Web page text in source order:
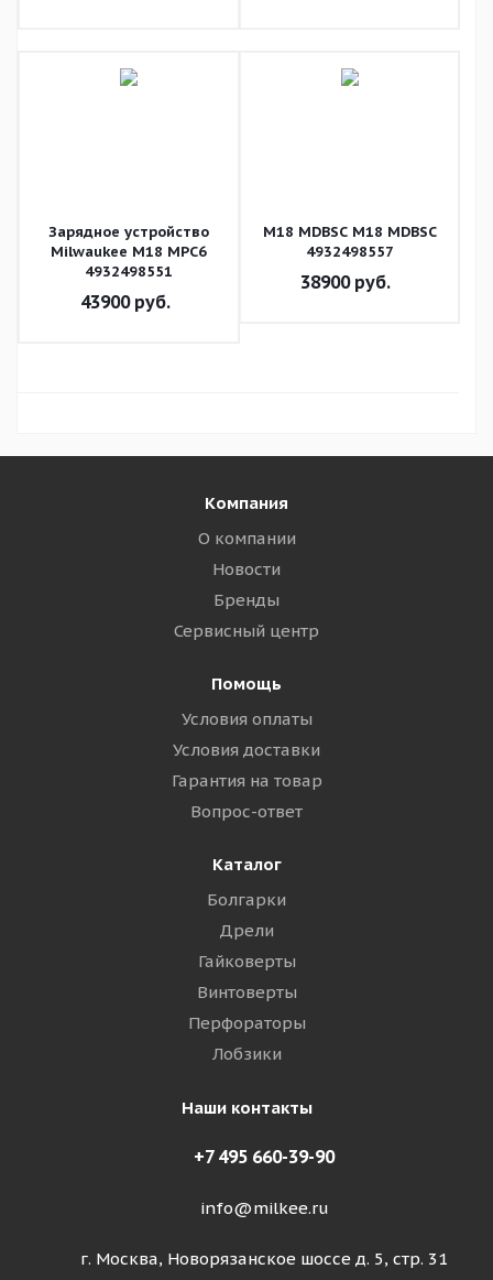
Зарядное устройство
Milwaukee M18 MPC6
4932498551
43900руб.
M18 MDBSC M18 MDBSC
4932498557
38900руб.
Компания
О компании
Новости
Бренды
Сервисный центр
Помощь
Условия оплаты
Условия доставки
Гарантия на товар
Вопрос-ответ
Каталог
Болгарки
Дрели
Гайковерты
Винтоверты
Перфораторы
Лобзики
Наши контакты
+7 495 660-39-90
info@milkee.ru
г. Москва, Новорязанское шоссе д. 5, стр. 31